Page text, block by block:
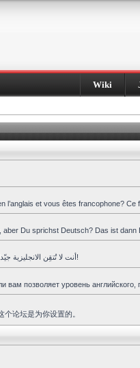
Wiki
l’anglais et vous êtes francophone?
aber Du sprichst Deutsch? Das ist dann
أنت لا تُتقِن الانجليزية جيّدا و تحبِّذ العربية ؟ هذا المنتدى هو لك!
вам позволяет уровень
论坛是为你设置的。